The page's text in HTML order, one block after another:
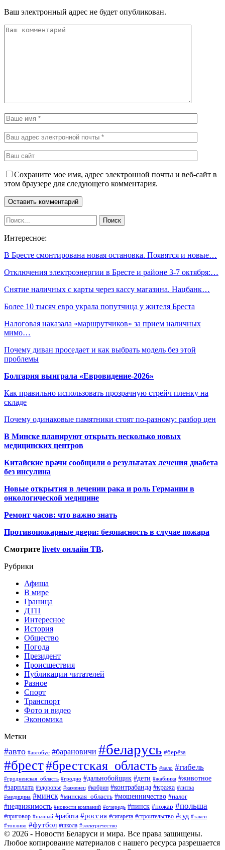
Ваш электронный адрес не будет опубликован.
Сохраните мое имя, адрес электронной почты и веб-сайт в
этом браузере для следующего комментария.
Интересное:
В Бресте смонтирована новая остановка. Появятся и новые…
Отключения электроэнергии в Бресте и районе 3-7 октября:…
Снятие наличных с карты через кассу магазина. Нацбанк…
Более 10 тысяч евро украла попутчица у жителя Бреста
Налоговая наказала «маршрутчиков» за прием наличных
мимо…
Почему диван проседает и как выбрать модель без этой
проблемы
Болгария выиграла «Евровидение-2026»
Как правильно использовать прозрачную стрейч пленку на
складе
Почему одинаковые памятники стоят по-разному: разбор цен
В Минске планируют открыть несколько новых
медицинских центров
Китайские врачи сообщили о результатах лечения диабета
без инсулина
Новые открытия в лечении рака и роль Германии в
онкологической медицине
Ремонт часов: что важно знать
Противопожарные двери: безопасность в случае пожара
Смотрите livetv онлайн ТВ.
Рубрики
Афиша
В мире
Граница
ДТП
Интересное
История
Общество
Погода
Президент
Происшествия
Публикации читателей
Разное
Спорт
Транспорт
Фото и видео
Экономика
Метки
#авто #автобус #барановичи #беларусь #берёза
#брест#брестская_область #вело #гибель
#гродненская_область #гродно #дальнобойщик #дети #жабинка #животное
#зарплата #здоровье #каменец #кобрин #контрабанда #кража #литва
#медицина #минск #минская_область #мошенничество #налог
#недвижимость #новости компаний #очередь #пинск #пожар #польша
#приговор #пьяный #работа #россия #сигарета #строительство #суд #такси
#топливо #футбол #школа #электричество
© 2026 - Новости Беларуси и мира. Все права защищены.
Любое копирование материалов с нашего ресурса разрешается